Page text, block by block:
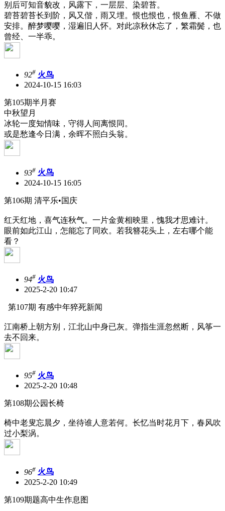
别后可知音貌改，风露下，一层层、染碧苔。
碧苔碧苔长到阶，风又偕，雨又埋。恨也恨也，恨鱼雁、不做
安排。醉梦嘤嘤，湿遍旧人怀。对此凉秋休忘了，繁霜鬓，也
曾经、一半乖。
92# 火鸟
2024-10-15 16:03
第105期半月赛
中秋望月
冰轮一度知情味，守得人间离恨同。
或是愁逢今日满，余晖不照白头翁。
93# 火鸟
2024-10-15 16:05
第106期 清平乐•国庆
红天红地，喜气连秋气。一片金黄相映里，愧我才思难计。
眼前如此江山，怎能忘了同欢。若我簪花头上，左右哪个能
看？
94# 火鸟
2025-2-20 10:47
第107期 有感中年猝死新闻
江南桥上朝方别，江北山中身已灰。弹指生涯忽然断，风筝一
去不回来。
95# 火鸟
2025-2-20 10:48
第108期公园长椅
椅中老叟忘晨夕，坐待谁人意若何。长忆当时花月下，春风吹
过小梨涡。
96# 火鸟
2025-2-20 10:49
第109期题高中生作息图